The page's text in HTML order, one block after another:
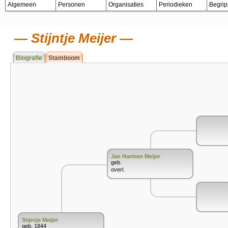
Algemeen Personen Organisaties Periodieken
Stijntje Meijer
Biografie Stamboom
Stijntje Meijer
geb. 1844
Jan Harmen Meijer
geb.
overl.